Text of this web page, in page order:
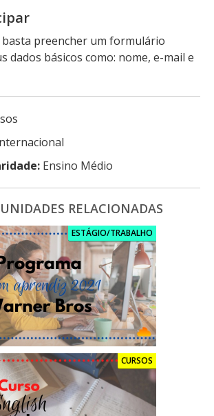
preencher um formulário
dados básicos como: nome, e-mail e
Ensino Médio
RELACIONADAS
ESTÁGIO/TRABALHO
CURSOS